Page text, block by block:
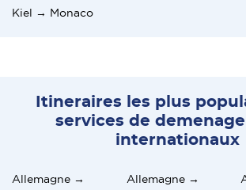
Kiel → Monaco
Itineraires les plus
services de
internationaux
Allemagne →
Allemagne →